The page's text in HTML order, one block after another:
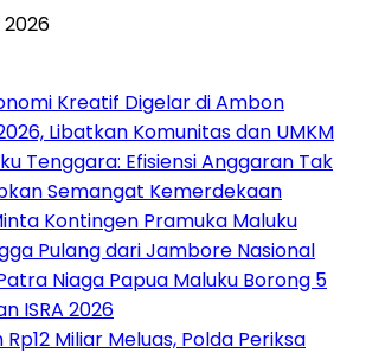
2026
Kreatif Digelar di Ambon
Libatkan Komunitas dan UMKM
Tenggara: Efisiensi Anggaran Tak
Semangat Kemerdekaan
Kontingen Pramuka Maluku
Pulang dari Jambore Nasional
Niaga Papua Maluku Borong 5
ISRA 2026
Rp12 Miliar Meluas, Polda Periksa